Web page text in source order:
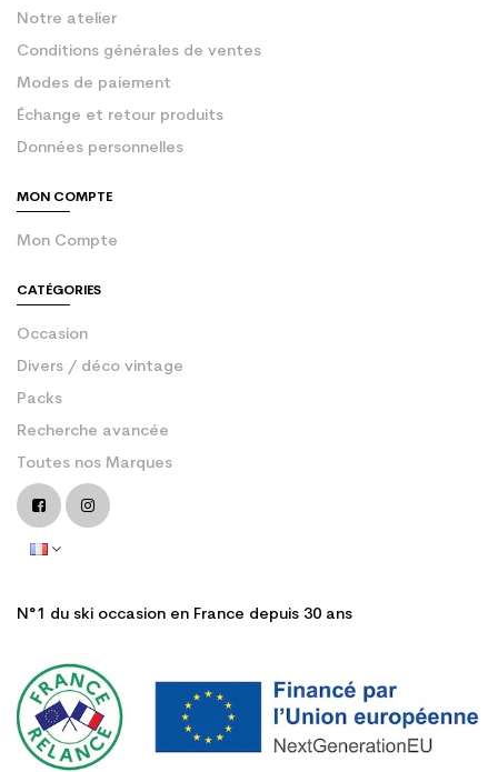
Notre atelier
Conditions générales de ventes
Modes de paiement
Échange et retour produits
Données personnelles
MON COMPTE
Mon Compte
CATÉGORIES
Occasion
Divers / déco vintage
Packs
Recherche avancée
Toutes nos Marques
N°1 du ski occasion en France depuis 30 ans